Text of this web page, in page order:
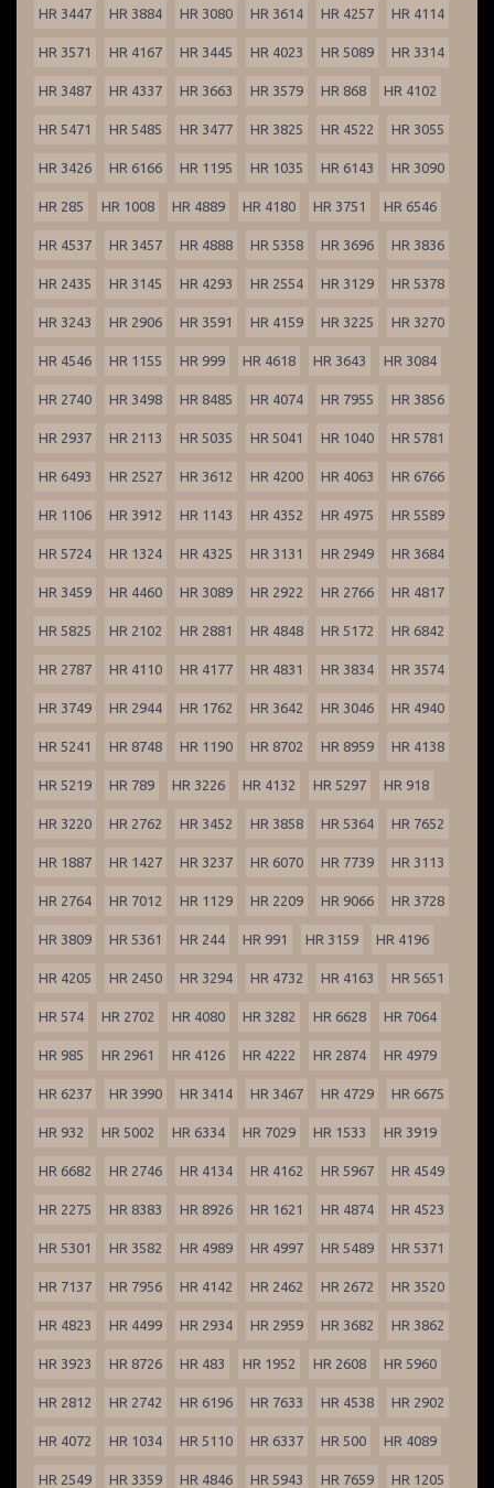
HR 3447 HR 3884 HR 3080 HR 3614 HR 4257 HR 4114
HR 3571 HR 4167 HR 3445 HR 4023 HR 5089 HR 3314
HR 3487 HR 4337 HR 3663 HR 3579 HR 868 HR 4102
HR 5471 HR 5485 HR 3477 HR 3825 HR 4522 HR 3055
HR 3426 HR 6166 HR 1195 HR 1035 HR 6143 HR 3090
HR 285 HR 1008 HR 4889 HR 4180 HR 3751 HR 6546
HR 4537 HR 3457 HR 4888 HR 5358 HR 3696 HR 3836
HR 2435 HR 3145 HR 4293 HR 2554 HR 3129 HR 5378
HR 3243 HR 2906 HR 3591 HR 4159 HR 3225 HR 3270
HR 4546 HR 1155 HR 999 HR 4618 HR 3643 HR 3084
HR 2740 HR 3498 HR 8485 HR 4074 HR 7955 HR 3856
HR 2937 HR 2113 HR 5035 HR 5041 HR 1040 HR 5781
HR 6493 HR 2527 HR 3612 HR 4200 HR 4063 HR 6766
HR 1106 HR 3912 HR 1143 HR 4352 HR 4975 HR 5589
HR 5724 HR 1324 HR 4325 HR 3131 HR 2949 HR 3684
HR 3459 HR 4460 HR 3089 HR 2922 HR 2766 HR 4817
HR 5825 HR 2102 HR 2881 HR 4848 HR 5172 HR 6842
HR 2787 HR 4110 HR 4177 HR 4831 HR 3834 HR 3574
HR 3749 HR 2944 HR 1762 HR 3642 HR 3046 HR 4940
HR 5241 HR 8748 HR 1190 HR 8702 HR 8959 HR 4138
HR 5219 HR 789 HR 3226 HR 4132 HR 5297 HR 918
HR 3220 HR 2762 HR 3452 HR 3858 HR 5364 HR 7652
HR 1887 HR 1427 HR 3237 HR 6070 HR 7739 HR 3113
HR 2764 HR 7012 HR 1129 HR 2209 HR 9066 HR 3728
HR 3809 HR 5361 HR 244 HR 991 HR 3159 HR 4196
HR 4205 HR 2450 HR 3294 HR 4732 HR 4163 HR 5651
HR 574 HR 2702 HR 4080 HR 3282 HR 6628 HR 7064
HR 985 HR 2961 HR 4126 HR 4222 HR 2874 HR 4979
HR 6237 HR 3990 HR 3414 HR 3467 HR 4729 HR 6675
HR 932 HR 5002 HR 6334 HR 7029 HR 1533 HR 3919
HR 6682 HR 2746 HR 4134 HR 4162 HR 5967 HR 4549
HR 2275 HR 8383 HR 8926 HR 1621 HR 4874 HR 4523
HR 5301 HR 3582 HR 4989 HR 4997 HR 5489 HR 5371
HR 7137 HR 7956 HR 4142 HR 2462 HR 2672 HR 3520
HR 4823 HR 4499 HR 2934 HR 2959 HR 3682 HR 3862
HR 3923 HR 8726 HR 483 HR 1952 HR 2608 HR 5960
HR 2812 HR 2742 HR 6196 HR 7633 HR 4538 HR 2902
HR 4072 HR 1034 HR 5110 HR 6337 HR 500 HR 4089
HR 2549 HR 3359 HR 4846 HR 5943 HR 7659 HR 1205